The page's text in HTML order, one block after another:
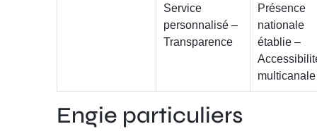
Service
personnalisé –
Transparence
Présence
nationale
établie –
multicanale
Engie particuliers